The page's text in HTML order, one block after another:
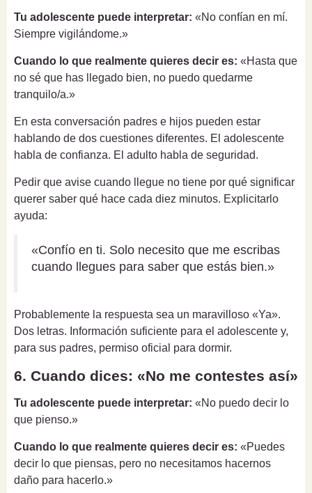
Tu adolescente puede interpretar: «No confían en mí.
Siempre vigilándome.»
Cuando lo que realmente quieres decir es: «Hasta que
no sé que has llegado bien, no puedo quedarme
tranquilo/a.»
En esta conversación padres e hijos pueden estar
hablando de dos cuestiones diferentes. El adolescente
habla de confianza. El adulto habla de seguridad.
Pedir que avise cuando llegue no tiene por qué significar
querer saber qué hace cada diez minutos. Explicitarlo
ayuda:
«Confío en ti. Solo necesito que me escribas
cuando llegues para saber que estás bien.»
Probablemente la respuesta sea un maravilloso «Ya».
Dos letras. Información suficiente para el adolescente y,
para sus padres, permiso oficial para dormir.
6. Cuando dices: «No me contestes así»
Tu adolescente puede interpretar: «No puedo decir lo
que pienso.»
Cuando lo que realmente quieres decir es: «Puedes
decir lo que piensas, pero no necesitamos hacernos
daño para hacerlo.»